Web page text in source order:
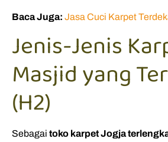
Baca Juga: Jasa Cuci Karpet
Jenis-Jenis
Masjid yang
(H2)
Sebagai toko karpet Jogja